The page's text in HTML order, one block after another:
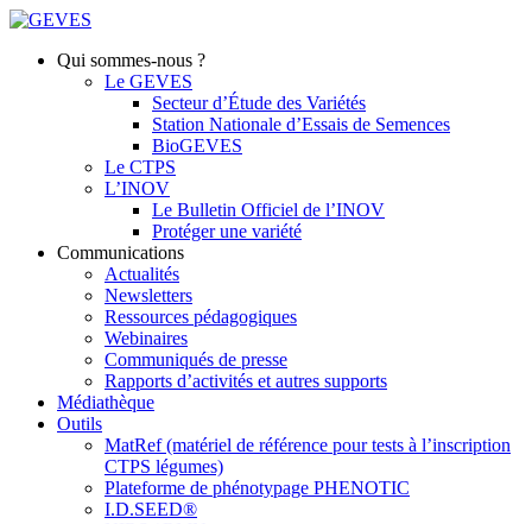
Qui sommes-nous ?
Le GEVES
Secteur d’Étude des Variétés
Station Nationale d’Essais de Semences
BioGEVES
Le CTPS
L’INOV
Le Bulletin Officiel de l’INOV
Protéger une variété
Communications
Actualités
Newsletters
Ressources pédagogiques
Webinaires
Communiqués de presse
Rapports d’activités et autres supports
Médiathèque
Outils
MatRef (matériel de référence pour tests à l’inscription
CTPS légumes)
Plateforme de phénotypage PHENOTIC
I.D.SEED®